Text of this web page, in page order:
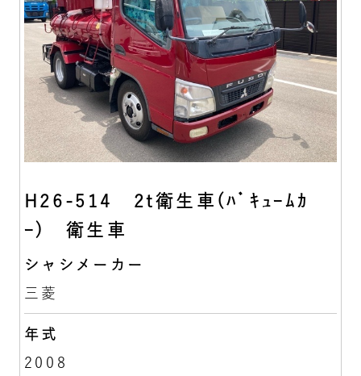
H26-514 2t衛生車(ﾊﾞｷｭｰﾑｶ
ｰ) 衛生車
シャシメーカー
三菱
年式
2008